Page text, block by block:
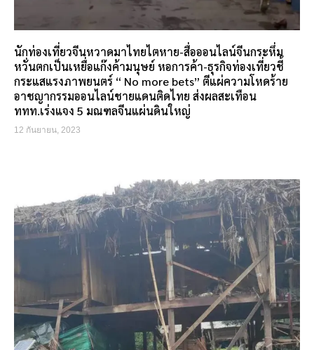
นักท่องเที่ยวจีนหวาดมาไทยไตหาย-สื่อออนไลน์จีนกระหึ่ม
หวั่นตกเป็นเหยื่อแก๊งค้ามนุษย์ หอการค้า-ธุรกิจท่องเที่ยวชี้
กระแสแรงภาพยนตร์ “ No more bets” ตีแผ่ความโหดร้าย
อาชญากรรมออนไลน์ชายแดนติดไทย ส่งผลสะเทือน
ททท.เร่งแจง 5 มณฑลจีนแผ่นดินใหญ่
12 กันยายน, 2023